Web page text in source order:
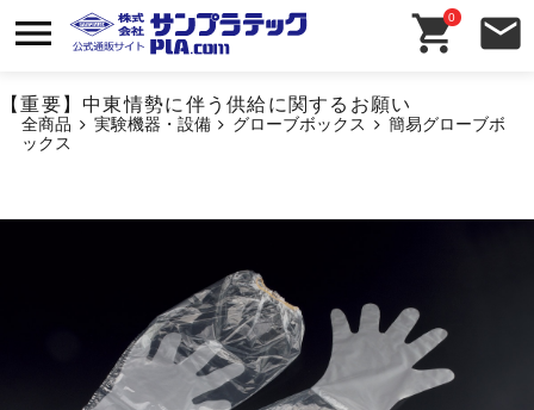
【重要】中東情勢に伴う供給に関するお願い
0
全商品 実験機器・設備 グローブボックス
簡易グローブボ
ックス